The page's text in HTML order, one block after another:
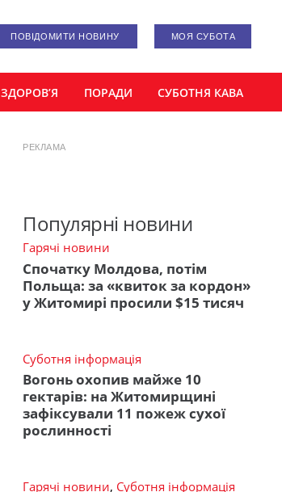
ПОВІДОМИТИ НОВИНУ МОЯ СУБОТА
ЗДОРОВ’Я ПОРАДИ СУБОТНЯ КАВА
РЕКЛАМА
Популярні новини
Гарячі новини
Спочатку Молдова, потім
Польща: за «квиток за кордон»
у Житомирі просили $15 тисяч
Суботня інформація
Вогонь охопив майже 10
гектарів: на Житомирщині
зафіксували 11 пожеж сухої
рослинності
Гарячі новини, Суботня інформація